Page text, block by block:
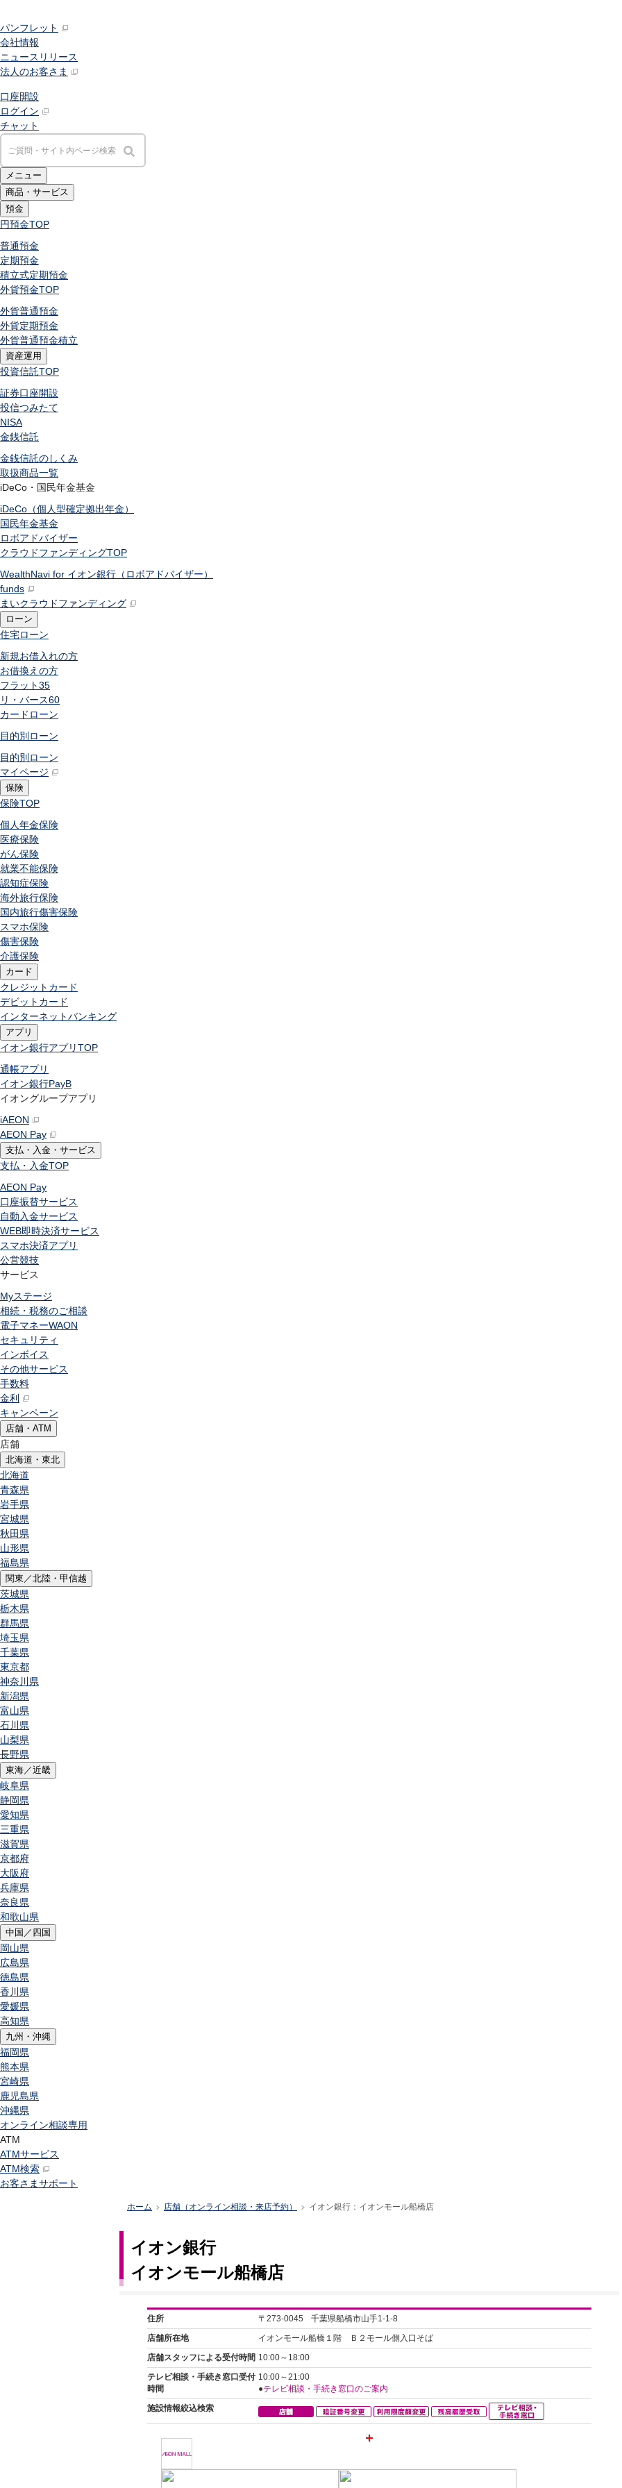
パンフレット
会社情報
ニュースリリース
法人のお客さま
口座開設
ログイン
チャット
メニュー
商品・サービス
預金
円預金TOP
普通預金
定期預金
積立式定期預金
外貨預金TOP
外貨普通預金
外貨定期預金
外貨普通預金積立
資産運用
投資信託TOP
証券口座開設
投信つみたて
NISA
金銭信託
金銭信託のしくみ
取扱商品一覧
iDeCo・国民年金基金
iDeCo（個人型確定拠出年金）
国民年金基金
ロボアドバイザー
クラウドファンディングTOP
WealthNavi for イオン銀行（ロボアドバイザー）
funds
まいクラウドファンディング
ローン
住宅ローン
新規お借入れの方
お借換えの方
フラット35
リ・バース60
カードローン
目的別ローン
目的別ローン
マイページ
保険
保険TOP
個人年金保険
医療保険
がん保険
就業不能保険
認知症保険
海外旅行保険
国内旅行傷害保険
スマホ保険
傷害保険
介護保険
カード
クレジットカード
デビットカード
インターネットバンキング
アプリ
イオン銀行アプリTOP
通帳アプリ
イオン銀行PayB
イオングループアプリ
iAEON
AEON Pay
支払・入金・サービス
支払・入金TOP
AEON Pay
口座振替サービス
自動入金サービス
WEB即時決済サービス
スマホ決済アプリ
公営競技
サービス
Myステージ
相続・税務のご相談
電子マネーWAON
セキュリティ
インボイス
その他サービス
手数料
金利
キャンペーン
店舗・ATM
店舗
北海道・東北
北海道
青森県
岩手県
宮城県
秋田県
山形県
福島県
関東／北陸・甲信越
茨城県
栃木県
群馬県
埼玉県
千葉県
東京都
神奈川県
新潟県
富山県
石川県
山梨県
長野県
東海／近畿
岐阜県
静岡県
愛知県
三重県
滋賀県
京都府
大阪府
兵庫県
奈良県
和歌山県
中国／四国
岡山県
広島県
徳島県
香川県
愛媛県
高知県
九州・沖縄
福岡県
熊本県
宮崎県
鹿児島県
沖縄県
オンライン相談専用
ATM
ATMサービス
ATM検索
お客さまサポート
ホーム >店舗（オンライン相談・来店予約） イオン銀行：イオンモール船橋店
イオン銀行
イオンモール船橋店